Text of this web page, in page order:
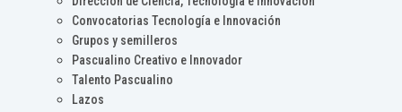
Convocatorias Tecnología e Innovación
Grupos y semilleros
Pascualino Creativo e Innovador
Talento Pascualino
Lazos